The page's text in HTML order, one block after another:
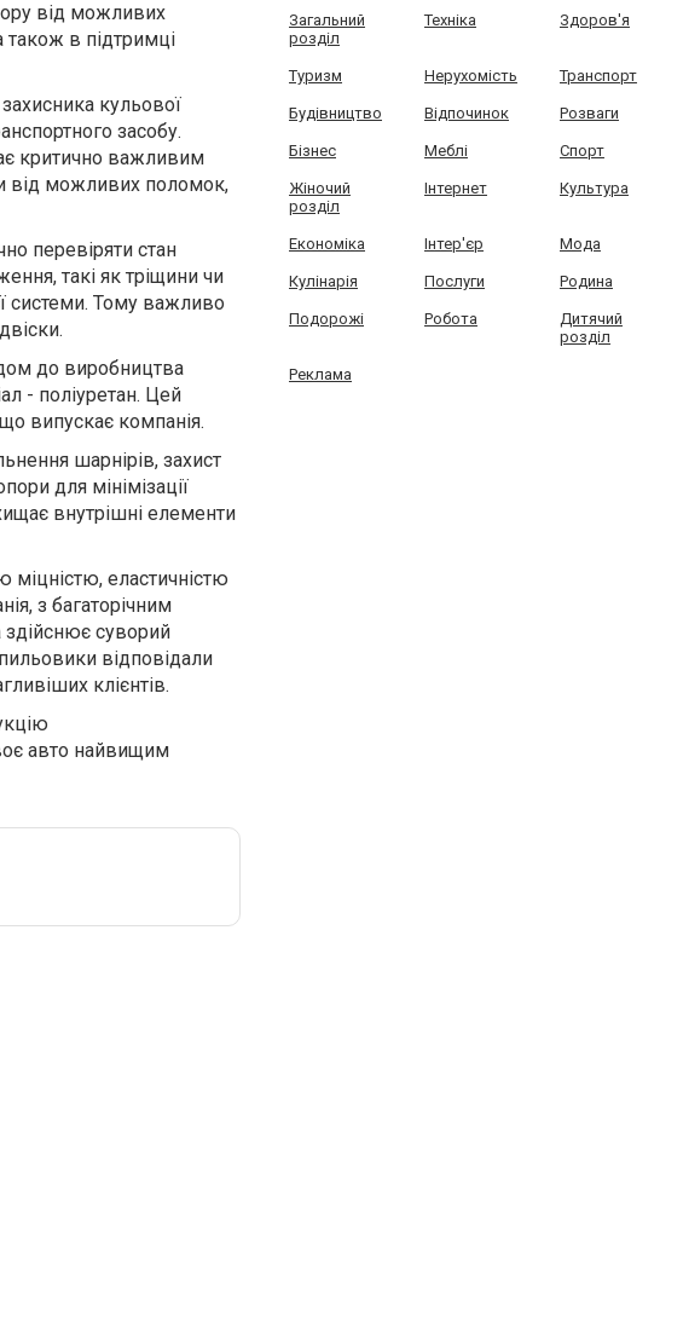
від можливих
також в підтримці
кульової
засобу.
критично важливим
від можливих поломок,
перевіряти стан
такі як тріщини чи
системи. Тому важливо
до виробництва
- поліуретан. Цей
випускає компанія.
шарнірів, захист
для мінімізації
внутрішні елементи
міцністю, еластичністю
з багаторічним
здійснює суворий
відповідали
клієнтів.
авто найвищим
Загальний
розділ
Техніка Здоров'я
Туризм Нерухомість Транспорт
Будівництво Відпочинок Розваги
Бізнес Меблі Спорт
Жіночий
розділ
Інтернет Культура
Економіка Інтер'єр Мода
Кулінарія Послуги Родина
Подорожі Робота
Дитячий
розділ
Реклама